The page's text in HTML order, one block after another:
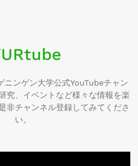
ニンゲン大学公式YouTubeチャン
究、イベントなど様々な情報を楽
非チャンネル登録してみてくださ
い。